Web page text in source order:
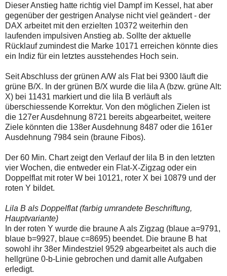
auch
Verstösse
gegen
die
Netiquette
oder
ein
Missbrauch
Kommentarfunktion
sein.
Bitte
überprüfen
Sie
Ihre
Browsereinstellungen
oder
Ihre
und
versuchen
es
zu
späteren
Zeitpunkt
noch
einmal.
Sollte
das
Problem
weiterbestehen
bitte
Alternativ
sind
die
Post
auch
auf
der
Plattform
online.de
verfügbar.
Dieser Anstieg hatte richtig viel Dampf im Kessel, hat aber
gegenüber der gestrigen Analyse nicht viel geändert - der
DAX arbeitet mit den erzielten 10372 weiterhin den
laufenden impulsiven Anstieg ab. Sollte der aktuelle
Rücklauf zumindest die Marke 10171 erreichen könnte dies
ein Indiz für ein letztes ausstehendes Hoch sein.
Seit Abschluss der grünen A/W als Flat bei 9300 läuft die
grüne B/X. In der grünen B/X wurde die lila A (bzw. grüne Alt:
X) bei 11431 markiert und die lila B verläuft als
überschiessende Korrektur. Von den möglichen Zielen ist
die 127er Ausdehnung 8721 bereits abgearbeitet, weitere
Ziele könnten die 138er Ausdehnung 8487 oder die 161er
Ausdehnung 7984 sein (braune Fibos).
Der 60 Min. Chart zeigt den Verlauf der lila B in den letzten
vier Wochen, die entweder ein Flat-X-Zigzag oder ein
Doppelflat mit roter W bei 10121, roter X bei 10879 und der
roten Y bildet.
Lila B als Doppelflat (farbig umrandete Beschriftung,
Hauptvariante)
In der roten Y wurde die braune A als Zigzag (blaue a=9791,
blaue b=9927, blaue c=8695) beendet. Die braune B hat
sowohl ihr 38er Mindestziel 9529 abgearbeitet als auch die
hellgrüne 0-b-Linie gebrochen und damit alle Aufgaben
erledigt.